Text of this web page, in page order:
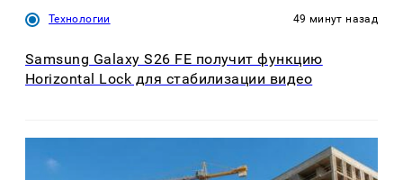
Технологии 49 минут назад
Samsung Galaxy S26 FE получит функцию
Horizontal Lock для стабилизации видео